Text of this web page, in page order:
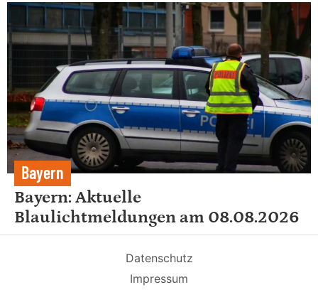
Bayern
Bayern: Aktuelle
Blaulichtmeldungen am 08.08.2026
Datenschutz
Impressum